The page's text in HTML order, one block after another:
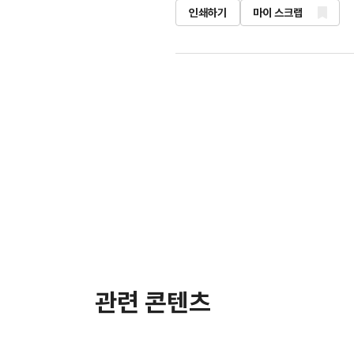
인쇄하기 마이 스크랩
관련 콘텐츠